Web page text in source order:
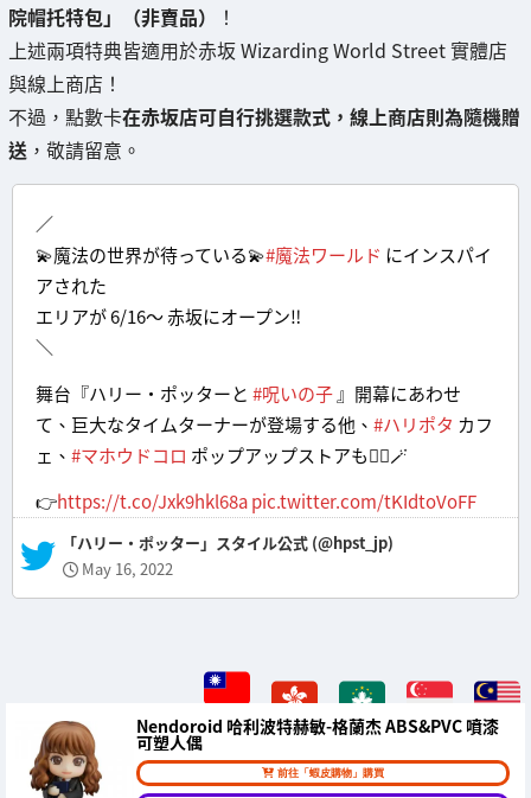
院帽托特包」（非賣品）
！
上述兩項特典皆適用於赤坂 Wizarding World Street 實體店
與線上商店！
不過，點數卡在赤坂店可自行挑選款式，線上商店則為隨機贈
送 ，敬請留意。
／
💫魔法の世界が待っている💫#魔法ワールド にインスパイ
アされた
エリアが 6/16～ 赤坂にオープン‼️
＼
舞台『ハリー・ポッターと #呪いの子 』開幕にあわせ
て、巨大なタイムターナーが登場する他、 #ハリポタ カフ
ェ、 #マホウドコロ ポップアップストアも🧙‍♂️🪄
👉https://t.co/Jxk9hkl68apic.twitter.com/tKIdtoVoFF
— 「ハリー・ポッター」スタイル公式 (@hpst_jp)
May 16, 2022
Nendoroid 哈利波特赫敏-格蘭杰 ABS&PVC 噴漆
可塑人偶
前往「蝦皮購物」購買